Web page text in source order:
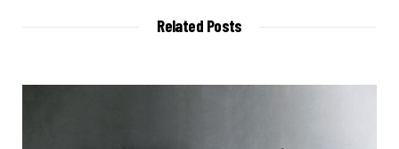
Related Posts